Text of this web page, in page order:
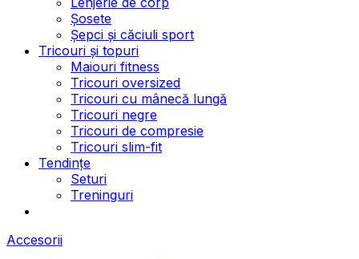
Șosete
Șepci și căciuli sport
Tricouri și topuri
Maiouri fitness
Tricouri oversized
Tricouri cu mânecă lungă
Tricouri negre
Tricouri de compresie
Tricouri slim-fit
Tendințe
Seturi
Treninguri
Accesorii